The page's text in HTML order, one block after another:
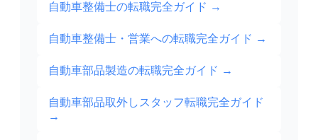
自動車整備士の転職完全ガイド →
自動車整備士・営業への転職完全ガイド →
自動車部品製造の転職完全ガイド →
自動車部品取外しスタッフ転職完全ガイド
→